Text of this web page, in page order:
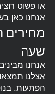
או פשוט
אנחנו כאן
מחירים
שעה
אנחנו
אצלנו